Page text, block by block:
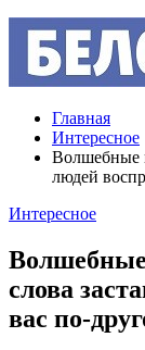
Главная
Интересное
Волшебные
людей
Интересное
слова
вас по-